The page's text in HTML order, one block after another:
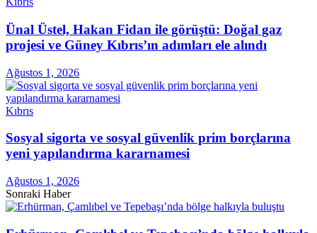
Ünal Üstel, Hakan Fidan ile görüştü: Doğal gaz
projesi ve Güney Kıbrıs’ın adımları ele alındı
Ağustos 1, 2026
Kıbrıs
Sosyal sigorta ve sosyal güvenlik prim borçlarına
yeni yapılandırma kararnamesi
Ağustos 1, 2026
Sonraki Haber